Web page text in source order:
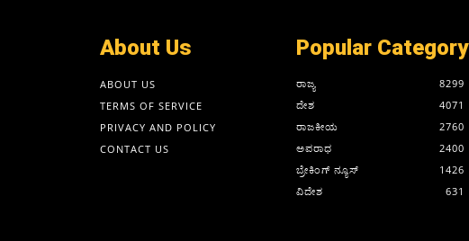
About Us
ABOUT US
TERMS OF SERVICE
PRIVACY AND POLICY
CONTACT US
Popular Category
ರಾಜ್ಯ
8299
ದೇಶ
4071
ರಾಜಕೀಯ
2760
ಅಪರಾಧ
2400
ಬ್ರೇಕಿಂಗ್ ನ್ಯೂಸ್
1426
ವಿದೇಶ
631